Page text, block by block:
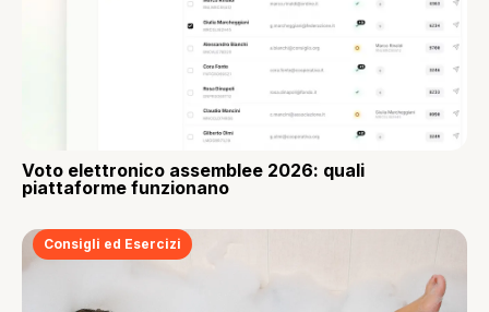
Voto elettronico assemblee 2026: quali
piattaforme funzionano
Consigli ed Esercizi